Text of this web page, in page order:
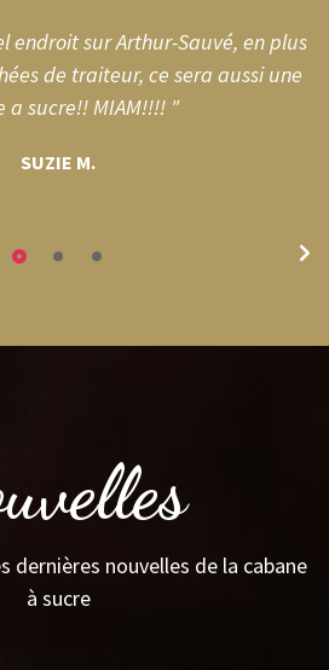
endroit sur Arthur-Sauvé, en plus
de traiteur, ce sera aussi une
a sucre!! MIAM!!!! "
SUZIE M.
dernières nouvelles de la cabane
à sucre